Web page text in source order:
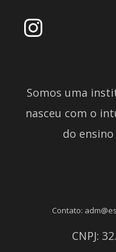
Somos uma
nasceu com o
do
Contato:
CNPJ: